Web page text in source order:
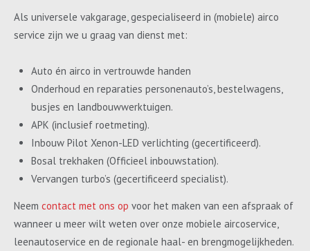
Als universele vakgarage, gespecialiseerd in (mobiele) airco
service zijn we u graag van dienst met:
Auto én airco in vertrouwde handen
Onderhoud en reparaties personenauto’s, bestelwagens,
busjes en landbouwwerktuigen.
APK (inclusief roetmeting).
Inbouw Pilot Xenon-LED verlichting (gecertificeerd).
Bosal trekhaken (Officieel inbouwstation).
Vervangen turbo’s (gecertificeerd specialist).
Neem contact met ons op voor het maken van een afspraak of
wanneer u meer wilt weten over onze mobiele aircoservice,
leenautoservice en de regionale haal- en brengmogelijkheden.